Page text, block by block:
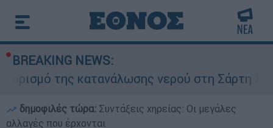
BREAKING NEWS:
της κατανάλωσης νερού στη Σάρτη
δημοφιλές τώρα: Συντάξεις χηρείας: Οι μεγάλες
αλλαγές που έρχονται